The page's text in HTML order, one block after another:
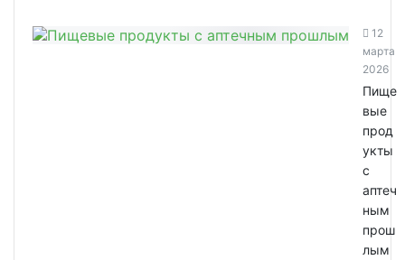
12
марта
2026
Пище
вые
прод
укты
с
аптеч
ным
прош
лым